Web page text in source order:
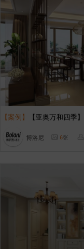
【案例】 【亚奥万和四季
博洛尼 6张